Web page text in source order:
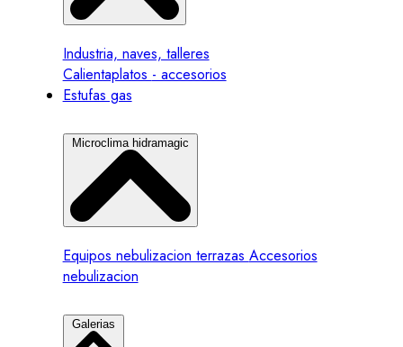
Industria, naves, talleres
Calientaplatos - accesorios
Estufas gas
Microclima hidramagic
Equipos nebulizacion terrazas Accesorios
nebulizacion
Galerias